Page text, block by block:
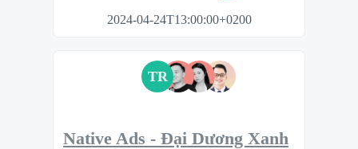
2024-04-24T13:00:00+0200
TR
Native Ads - Đại Dương Xanh